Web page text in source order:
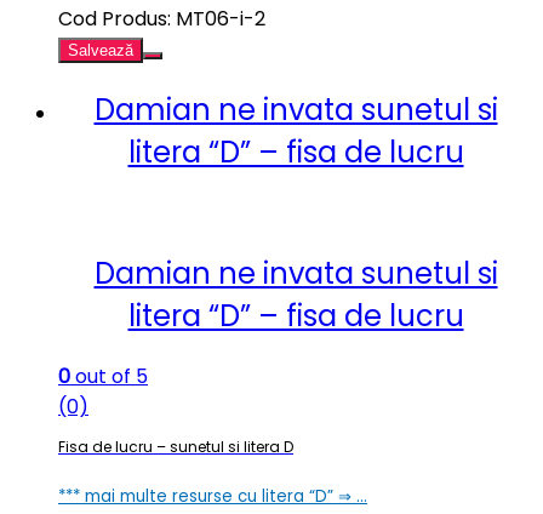
Cod Produs: MT06-i-2
Salvează
Damian ne invata sunetul si
litera “D” – fisa de lucru
Damian ne invata sunetul si
litera “D” – fisa de lucru
0out of 5
(0)
Fisa de lucru – sunetul si litera D
*** mai multe resurse cu litera “D” ⇒ …